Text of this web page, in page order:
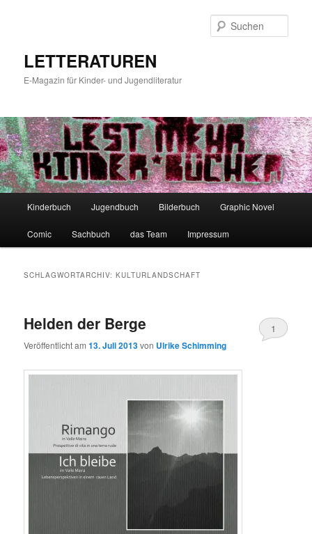
LETTERATUREN
E-Magazin für Kinder- und Jugendliteratur
Kinderbuch Jugendbuch Bilderbuch Graphic Novel
Comic Sachbuch das Team Impressum
SCHLAGWORTARCHIV:KULTURLANDSCHAFT
Helden der Berge
Veröffentlicht am13. Juli 2013von Ulrike Schimming
1